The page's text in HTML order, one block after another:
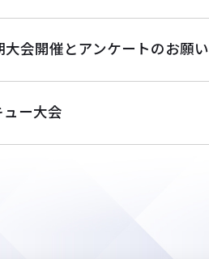
会開催とアンケートのお願い
ー大会